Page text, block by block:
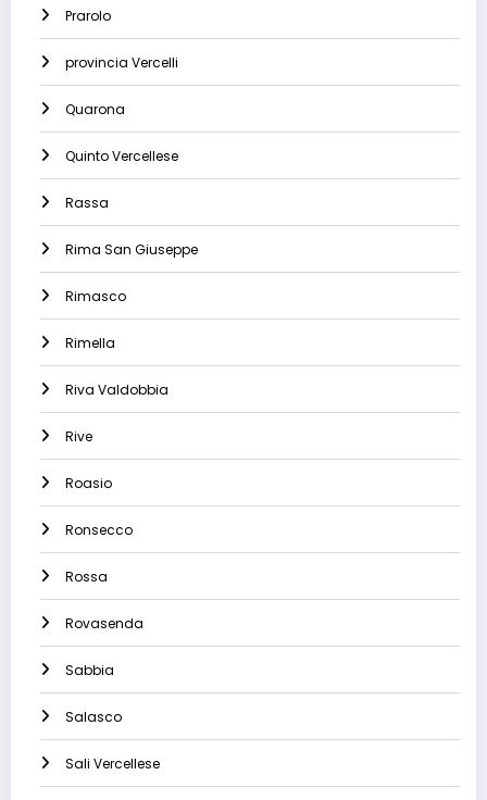
Prarolo
provincia Vercelli
Quarona
Quinto Vercellese
Rassa
Rima San Giuseppe
Rimasco
Rimella
Riva Valdobbia
Rive
Roasio
Ronsecco
Rossa
Rovasenda
Sabbia
Salasco
Sali Vercellese